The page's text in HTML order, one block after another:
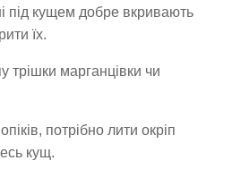
під кущем добре вкривають
їх.
трішки марганцівки чи
потрібно лити окріп
кущ.